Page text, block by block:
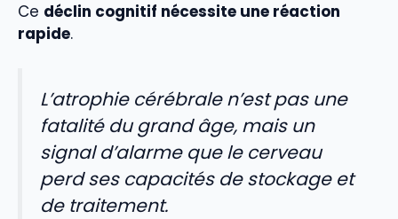
Ce déclin cognitif nécessite une réaction
rapide.
L’atrophie cérébrale n’est pas une
fatalité du grand âge, mais un
signal d’alarme que le cerveau
perd ses capacités de stockage et
de traitement.